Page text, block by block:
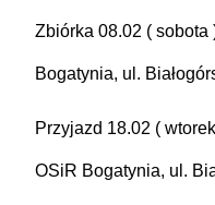
Zbiórka 08.02 ( sobota
Bogatynia, ul.
Przyjazd 18.02 (
OSiR Bogatynia, ul.